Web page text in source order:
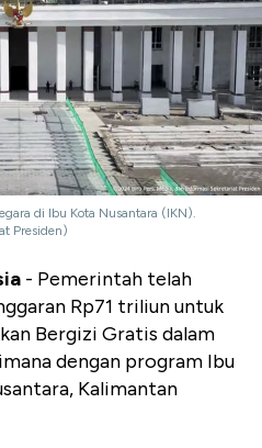
di Ibu Kota Nusantara (IKN).
Presiden)
- Pemerintah telah
Rp71 triliun untuk
Bergizi Gratis dalam
dengan program Ibu
Kalimantan